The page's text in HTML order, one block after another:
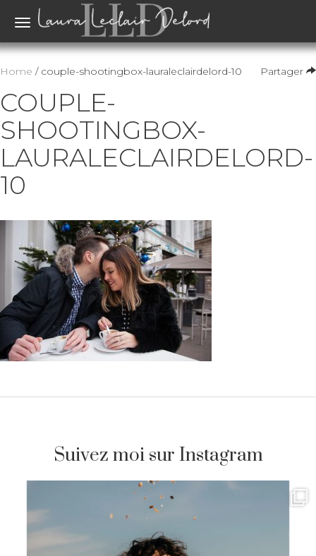
Toggle
Partager
Home / couple-shootingbox-lauraleclairdelord-10
COUPLE-
SHOOTINGBOX-
LAURALECLAIRDELORD-
10
Suivez moi sur Instagram